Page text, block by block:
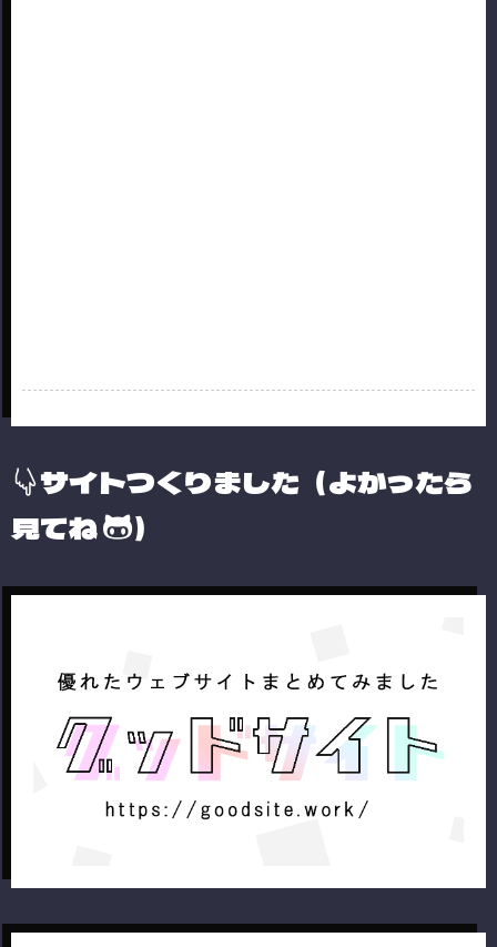
サイトつくりました（よかったら
見てね
）